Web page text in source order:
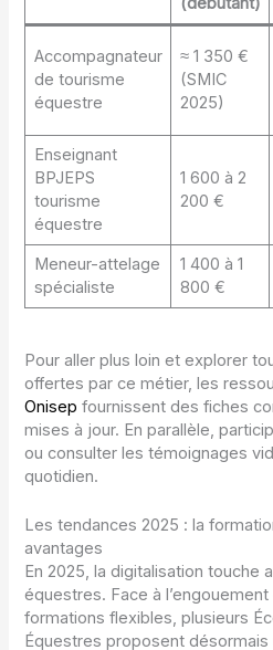
Accompagnateur
de tourisme
équestre
≈ 1 350 €
(SMIC
2025)
Enseignant
BPJEPS
tourisme
équestre
1 600 à 2
200 €
Meneur-attelage
spécialiste
1 400 à 1
800 €
Pour aller plus loin et explorer
offertes par ce métier, les
Onisep fournissent des fiches
mises à jour. En parallèle,
ou consulter les témoignages
quotidien.
Les tendances 2025 : la
avantages
En 2025, la digitalisation touche
équestres. Face à
formations flexibles, plusieurs
Équestres proposent désormais